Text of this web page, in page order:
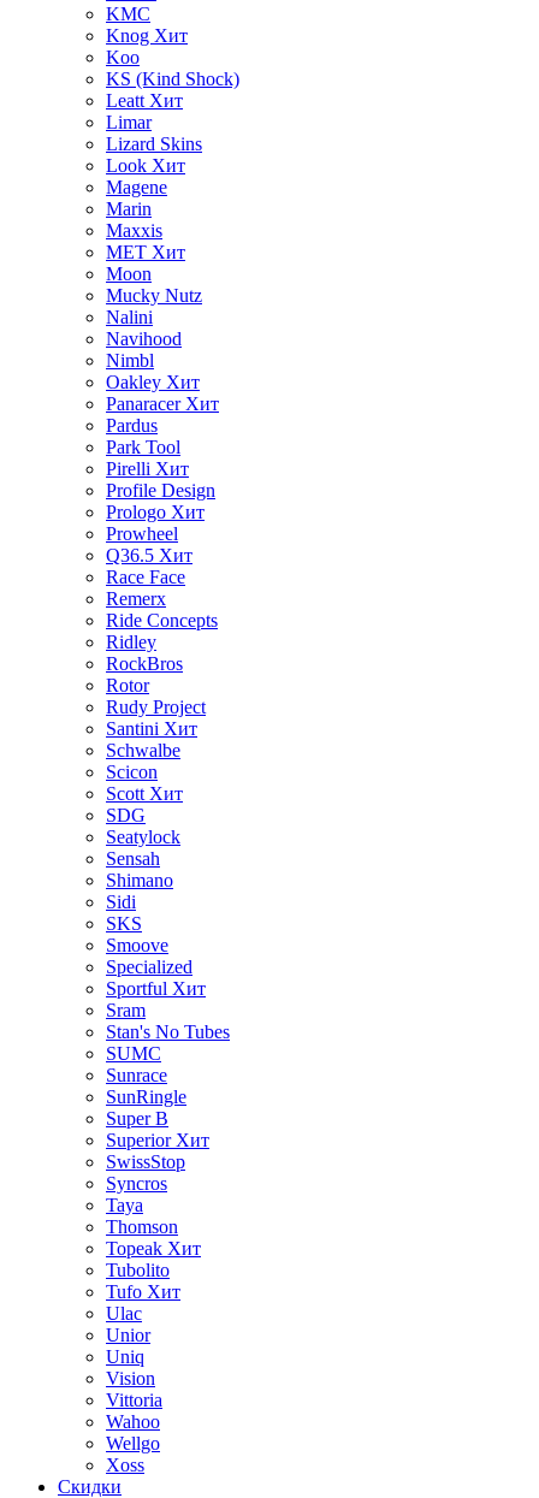
KMC
Knog Хит
Koo
KS (Kind Shock)
Leatt Хит
Limar
Lizard Skins
Look Хит
Magene
Marin
Maxxis
MET Хит
Moon
Mucky Nutz
Nalini
Navihood
Nimbl
Oakley Хит
Panaracer Хит
Pardus
Park Tool
Pirelli Хит
Profile Design
Prologo Хит
Prowheel
Q36.5 Хит
Race Face
Remerx
Ride Concepts
Ridley
RockBros
Rotor
Rudy Project
Santini Хит
Schwalbe
Scicon
Scott Хит
SDG
Seatylock
Sensah
Shimano
Sidi
SKS
Smoove
Specialized
Sportful Хит
Sram
Stan's No Tubes
SUMC
Sunrace
SunRingle
Super B
Superior Хит
SwissStop
Syncros
Taya
Thomson
Topeak Хит
Tubolito
Tufo Хит
Ulac
Unior
Uniq
Vision
Vittoria
Wahoo
Wellgo
Xoss
Скидки